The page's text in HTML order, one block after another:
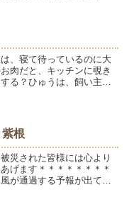
たら、「ムリですーーー
上に向けて...
、寝て待っているのに大
肉だと、キッチンに覗き
る？ひゅうは、飼い主の
ひゅうが拒...
紫根
災された皆様には心より
げます＊＊＊＊＊＊＊＊
が通過する予報が出てい